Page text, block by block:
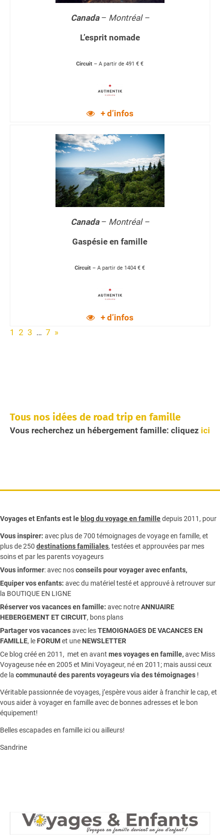
Canada– Montréal –
L’esprit nomade
Circuit – A partir de 491 € €
+ d’infos
Canada– Montréal –
Gaspésie en famille
Circuit – A partir de 1404 € €
+ d’infos
1 2 3 … 7 »
Tous nos idées de road trip en famille
Vous recherchez un hébergement famille: cliquez ici
Voyages et Enfants est le blog du voyage en familledepuis 2011, pour
Vous inspirer: avec plus de 700 témoignages devoyage en famille, et
plus de 250 destinations familiales, testées et approuvées par mes
soins et par les parents voyageurs
Vous informer:avec nosconseils pour voyager avec enfants,
Equiper vos enfants: avec du matériel testé et approuvé à retrouver sur
la BOUTIQUE EN LIGNE
Réserver vos vacances en famille: avec notreANNUAIRE
HEBERGEMENT ET CIRCUIT, bons plans
Partager vos vacancesavec lesTEMOIGNAGES DE VACANCES EN
FAMILLE, le FORUMet une NEWSLETTER
Ce blog créé en 2011, met en avant mes voyages en famille,avec Miss
Voyageuse née en 2005 et Mini Voyageur, né en 2011; mais aussi ceux
de la communauté des parents voyageurs via des témoignages !
Véritable passionnée de voyages, j’espère vous aider à franchir le cap, et
vous aider à voyager en famille avec de bonnes adresses et le bon
équipement!
Belles escapades en famille ici ou ailleurs!
Sandrine